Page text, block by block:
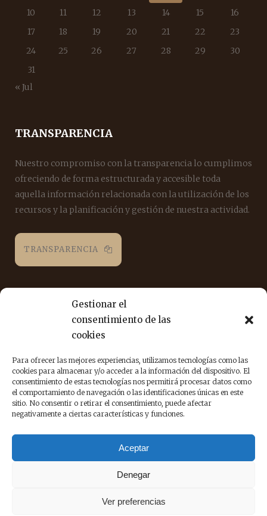
Gestionar el
consentimiento de las
cookies
Para ofrecer las mejores experiencias, utilizamos tecnologías como las
cookies para almacenar y/o acceder a la información del dispositivo. El
consentimiento de estas tecnologías nos permitirá procesar datos como
el comportamiento de navegación o las identificaciones únicas en este
sitio. No consentir o retirar el consentimiento, puede afectar
negativamente a ciertas características y funciones.
Aceptar
Denegar
Ver preferencias
10
11 12 13 14 15
16
17
18 19 20 21 22
23
24
25 26 27 28 29
30
31
« Jul
TRANSPARENCIA
Nuestro compromiso con la transparencia lo cumplimos
ofreciendo de forma estructurada y accesible toda
aquella información relacionada con la utilización de los
recursos y la planificación y gestión de nuestra actividad.
TRANSPARENCIA
REDES SOCIALES
Puedes seguirnos en las siguientes redes sociales para
© DignitasVitae. La Asociación denominada DIGNITAS VITAE se
acoge a lo dispuesto en la Ley Orgánica 1/2002, de 22 de marzo,
complementarias.